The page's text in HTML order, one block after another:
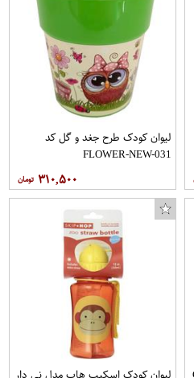
لیوان کودک طرح جغد و گل کد
FLOWER-NEW-031
۳۱۰,۵۰۰
لیوان کودک اسکیپ هاپ مدل نی دار